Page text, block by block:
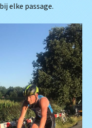
elke passage.